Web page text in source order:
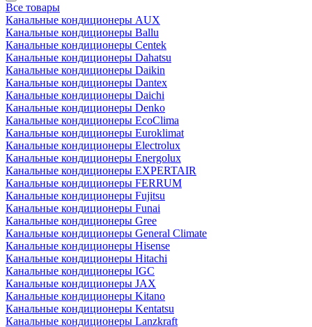
Все товары
Канальные кондиционеры AUX
Канальные кондиционеры Ballu
Канальные кондиционеры Centek
Канальные кондиционеры Dahatsu
Канальные кондиционеры Daikin
Канальные кондиционеры Dantex
Канальные кондиционеры Daichi
Канальные кондиционеры Denko
Канальные кондиционеры EcoClima
Канальные кондиционеры Euroklimat
Канальные кондиционеры Electrolux
Канальные кондиционеры Energolux
Канальные кондиционеры EXPERTAIR
Канальные кондиционеры FERRUM
Канальные кондиционеры Fujitsu
Канальные кондиционеры Funai
Канальные кондиционеры Gree
Канальные кондиционеры General Climate
Канальные кондиционеры Hisense
Канальные кондиционеры Hitachi
Канальные кондиционеры IGC
Канальные кондиционеры JAX
Канальные кондиционеры Kitano
Канальные кондиционеры Kentatsu
Канальные кондиционеры Lanzkraft